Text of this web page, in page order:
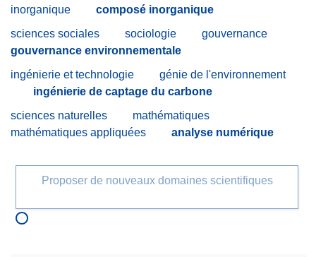
inorganique
composé inorganique
sciences sociales
sociologie
gouvernance
gouvernance environnementale
ingénierie et technologie
génie de l'environnement
ingénierie de captage du carbone
sciences naturelles
mathématiques
mathématiques appliquées
analyse numérique
Proposer de nouveaux domaines scientifiques